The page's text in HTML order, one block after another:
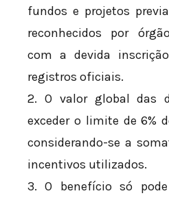
fundos e projetos
reconhecidos por
com a devida
registros oficiais.
2. O valor global das
exceder o limite de 6%
considerando-se a
incentivos utilizados.
3. O benefício só